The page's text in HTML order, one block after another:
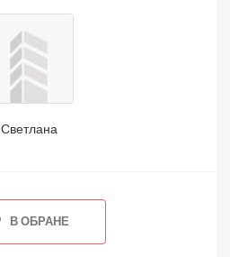
Светлана
В ОБРАНЕ